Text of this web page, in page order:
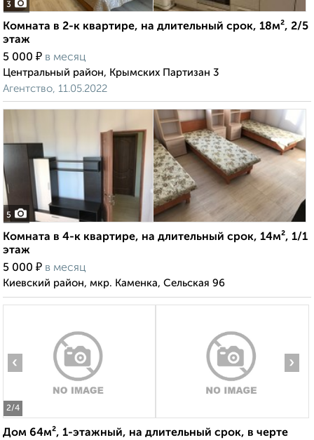
3
Комната в 2-к квартире, на длительный срок, 18м², 2/5
этаж
5 000 ₽ в месяц
Центральный район, Крымских Партизан 3
Агентство, 11.05.2022
5
Комната в 4-к квартире, на длительный срок, 14м², 1/1
этаж
5 000 ₽ в месяц
Киевский район, мкр. Каменка, Сельская 96
2/4
‹ ›
Дом 64м², 1-этажный, на длительный срок, в черте